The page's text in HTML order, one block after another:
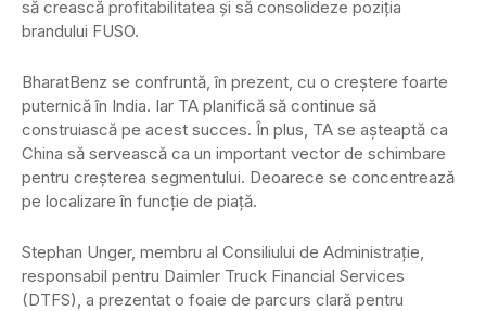
să crească profitabilitatea și să consolideze poziția
brandului FUSO.
BharatBenz se confruntă, în prezent, cu o creștere foarte
puternică în India. Iar TA planifică să continue să
construiască pe acest succes. În plus, TA se așteaptă ca
China să servească ca un important vector de schimbare
pentru creșterea segmentului. Deoarece se concentrează
pe localizare în funcție de piață.
Stephan Unger, membru al Consiliului de Administrație,
responsabil pentru Daimler Truck Financial Services
(DTFS), a prezentat o foaie de parcurs clară pentru